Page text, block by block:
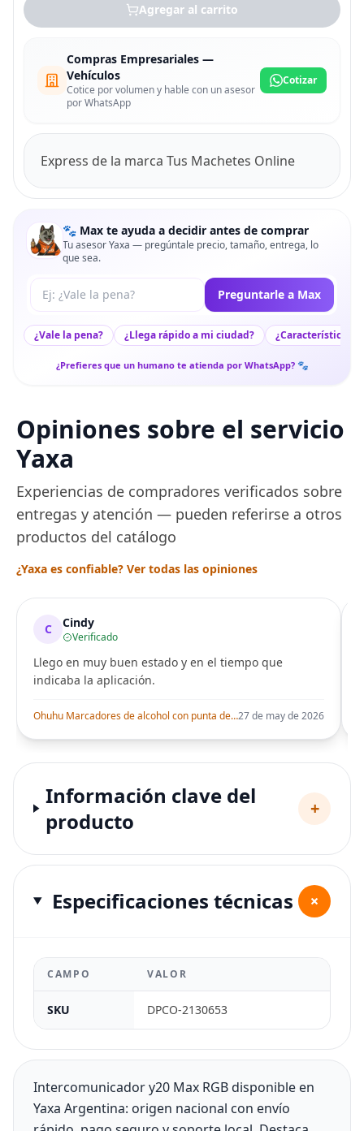
Agregar al carrito
Compras Empresariales —
Vehículos
Cotice por volumen y hable con un asesor
por WhatsApp
Cotizar
Express de la marca Tus Machetes Online
🐾 Max te ayuda a decidir antes de comprar
Tu asesor Yaxa — pregúntale precio, tamaño, entrega, lo
que sea.
Tu pregunta a Max Preguntarle a Max
¿Vale la pena? ¿Llega rápido a mi ciudad? ¿Características
¿Prefieres que un humano te atienda por WhatsApp? 🐾
Opiniones sobre el servicio
Yaxa
Experiencias de compradores verificados sobre
entregas y atención — pueden referirse a otros
productos del catálogo
¿Yaxa es confiable? Ver todas las opiniones
C Cindy
Verificado
Llego en muy buen estado y en el tiempo que
indicaba la aplicación.
Ohuhu Marcadores de alcohol con punta de pincel – Juego de marcadores artísticos de doble punta con certificación AP para artistas adultos27 de may de 2026
Información clave del
producto
+
Especificaciones técnicas +
CAMPO VALOR
SKU DPCO-2130653
Intercomunicador y20 Max RGB disponible en
Yaxa Argentina: origen nacional con envío